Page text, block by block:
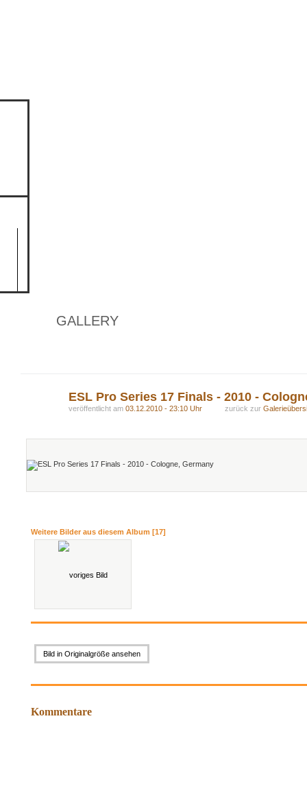
GALLERY
ESL Pro Series 17 Finals - 2010 -
veröffentlicht am 03.12.2010 - 23:10 Uhr zurück zur
Weitere Bilder aus diesem Album [17]
Bild in Originalgröße ansehen
Kommentare